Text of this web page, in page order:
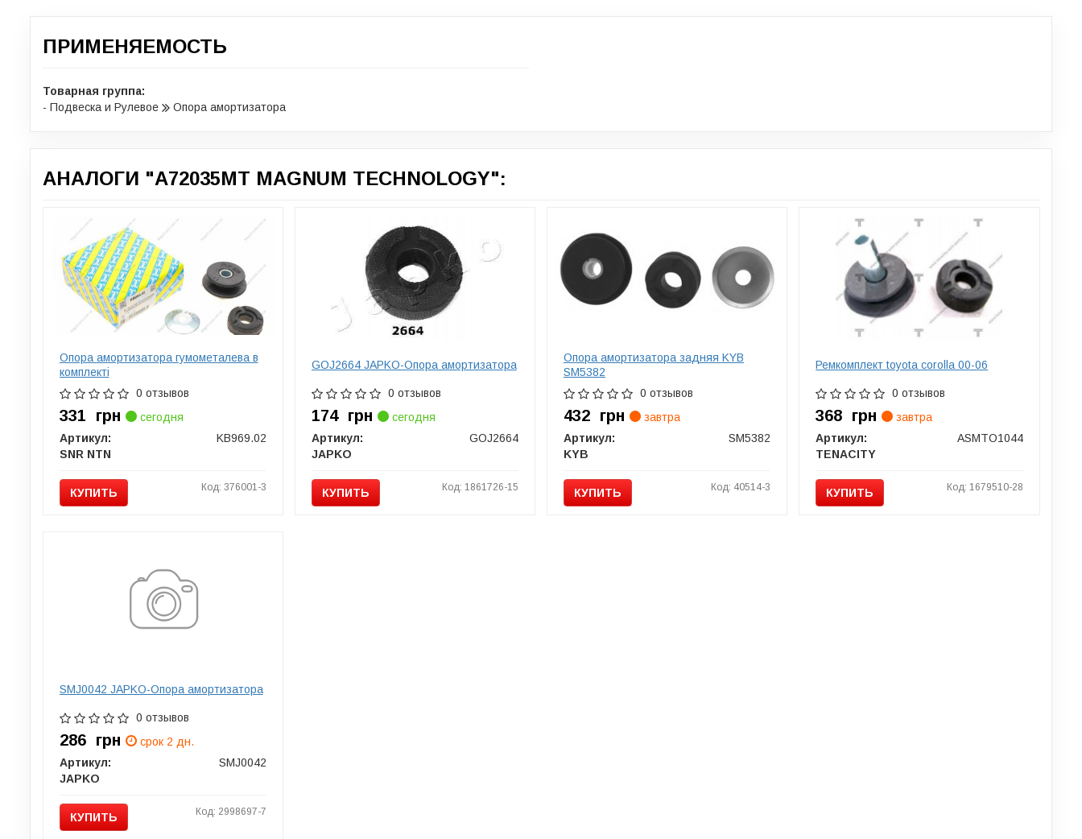
ПРИМЕНЯЕМОСТЬ
Товарная группа:
- Подвеска и Рулевое
Опора амортизатора
АНАЛОГИ "A72035MT MAGNUM TECHNOLOGY":
Опора амортизатора гумометалева в
комплекті
0 отзывов
331 грн
сегодня
Артикул:
KB969.02
SNR NTN
КУПИТЬ Код: 376001-3
GOJ2664 JAPKO-Опора амортизатора
0 отзывов
174 грн
сегодня
Артикул:
GOJ2664
JAPKO
КУПИТЬ Код: 1861726-15
Опора амортизатора задняя KYB
SM5382
0 отзывов
432 грн
завтра
Артикул:
SM5382
KYB
КУПИТЬ Код: 40514-3
Ремкомплект toyota corolla 00-06
0 отзывов
368 грн
завтра
Артикул:
ASMTO1044
TENACITY
КУПИТЬ Код: 1679510-28
SMJ0042 JAPKO-Опора амортизатора
0 отзывов
286 грн
срок 2 дн.
Артикул:
SMJ0042
JAPKO
КУПИТЬ Код: 2998697-7